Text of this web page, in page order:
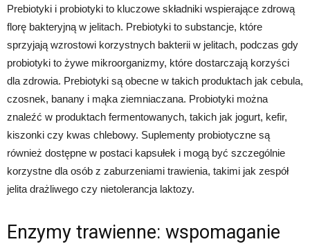
Prebiotyki i probiotyki to kluczowe składniki wspierające zdrową
florę bakteryjną w jelitach. Prebiotyki to substancje, które
sprzyjają wzrostowi korzystnych bakterii w jelitach, podczas gdy
probiotyki to żywe mikroorganizmy, które dostarczają korzyści
dla zdrowia. Prebiotyki są obecne w takich produktach jak cebula,
czosnek, banany i mąka ziemniaczana. Probiotyki można
znaleźć w produktach fermentowanych, takich jak jogurt, kefir,
kiszonki czy kwas chlebowy. Suplementy probiotyczne są
również dostępne w postaci kapsułek i mogą być szczególnie
korzystne dla osób z zaburzeniami trawienia, takimi jak zespół
jelita drażliwego czy nietolerancja laktozy.
Enzymy trawienne: wspomaganie